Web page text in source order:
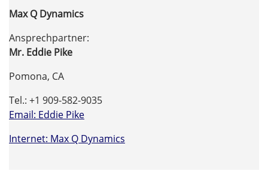
Max Q Dynamics
Ansprechpartner:
Mr. Eddie Pike
Pomona, CA
Tel.: +1 909-582-9035
Email: Eddie Pike
Internet: Max Q Dynamics